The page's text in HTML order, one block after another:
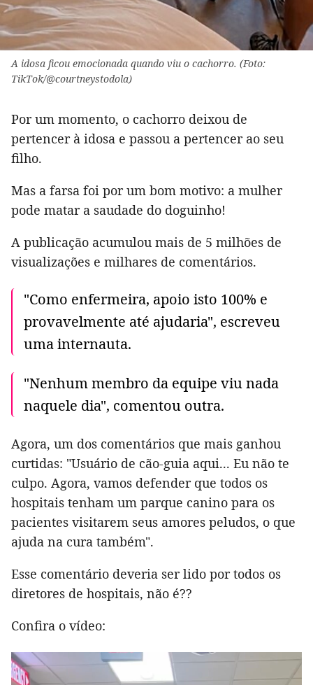
A idosa ficou emocionada quando viu o cachorro. (Foto:
TikTok/@courtneystodola)
Por um momento, o cachorro deixou de
pertencer à idosa e passou a pertencer ao seu
filho.
Mas a farsa foi por um bom motivo: a mulher
pode matar a saudade do doguinho!
A publicação acumulou mais de 5 milhões de
visualizações e milhares de comentários.
"Como enfermeira, apoio isto 100% e
provavelmente até ajudaria", escreveu
uma internauta.
"Nenhum membro da equipe viu nada
naquele dia", comentou outra.
Agora, um dos comentários que mais ganhou
curtidas: "Usuário de cão-guia aqui... Eu não te
culpo. Agora, vamos defender que todos os
hospitais tenham um parque canino para os
pacientes visitarem seus amores peludos, o que
ajuda na cura também".
Esse comentário deveria ser lido por todos os
diretores de hospitais, não é??
Confira o vídeo: